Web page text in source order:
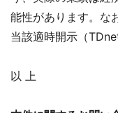
能性があります。な
当該適時開示（
以 上